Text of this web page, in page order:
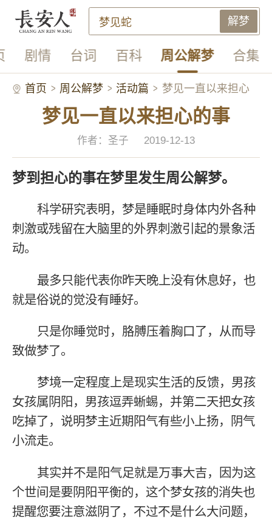
解梦
剧情 台词 百科 周公解梦 合集
首页 周公解梦 活动篇 梦见一直以来担心
的事
梦见一直以来担心的事
作者：圣子 2019-12-13
梦到担心的事在梦里发生周公解梦。
科学研究表明，梦是睡眠时身体内外各种
刺激或残留在大脑里的外界刺激引起的景象活
动。
最多只能代表你昨天晚上没有休息好，也
就是俗说的觉没有睡好。
只是你睡觉时，胳膊压着胸口了，从而导
致做梦了。
梦境一定程度上是现实生活的反馈，男孩
女孩属阴阳，男孩逗弄蜥蜴，并第二天把女孩
吃掉了，说明梦主近期阳气有些小上扬，阴气
小流走。
其实并不是阳气足就是万事大吉，因为这
个世间是要阴阳平衡的，这个梦女孩的消失也
提醒您要注意滋阴了，不过不是什么大问题，